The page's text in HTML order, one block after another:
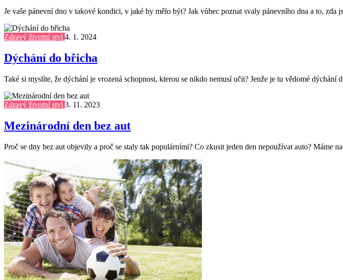
Je vaše pánevní dno v takové kondici, v jaké by mělo být? Jak vůbec poznat svaly pánevního dna a to,
Zdravý životní styl 4. 1. 2024
Dýchání do břicha
Také si myslíte, že dýchání je vrozená schopnost, kterou se nikdo nemusí učit? Jenže je tu vědomé
Zdravý životní styl 3. 11. 2023
Mezinárodní den bez aut
Proč se dny bez aut objevily a proč se staly tak populárními? Co zkusit jeden den nepoužívat auto? Máme